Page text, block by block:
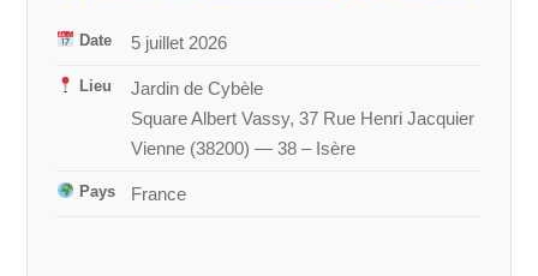
Date 5 juillet 2026
Lieu
Jardin de Cybèle
Square Albert Vassy, 37 Rue Henri Jacquier
Vienne (38200) — 38 – Isère
Pays France